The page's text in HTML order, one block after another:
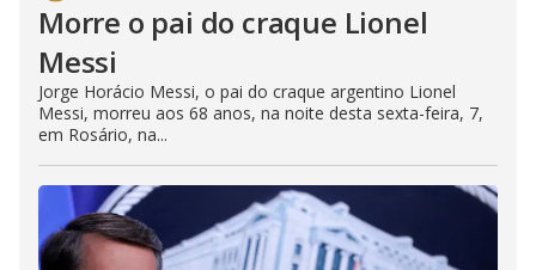
Morre o pai do craque Lionel
Messi
Jorge Horácio Messi, o pai do craque argentino Lionel
Messi, morreu aos 68 anos, na noite desta sexta-feira, 7,
em Rosário, na...